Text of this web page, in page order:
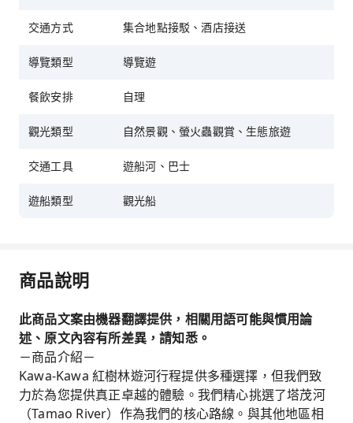
交通方式 集合地點接駁、酒店接送
導覽類型 導覽遊
餐飲安排 自理
觀光類型 自然景觀、螢火蟲觀賞、生態旅遊
交通工具 遊船河、巴士
遊船類型 觀光船
商品說明
此商品文案由機器翻譯提供，相關用語可能與慣用論
述、原文內容有所差異，請知悉。
－商品介紹－
Kawa-Kawa 紅樹林遊河行程提供多種選擇，但我們致
力於為您提供真正卓越的體驗。我們精心挑選了塔茂河
（Tamao River）作為我們的核心路線。與其他地區相